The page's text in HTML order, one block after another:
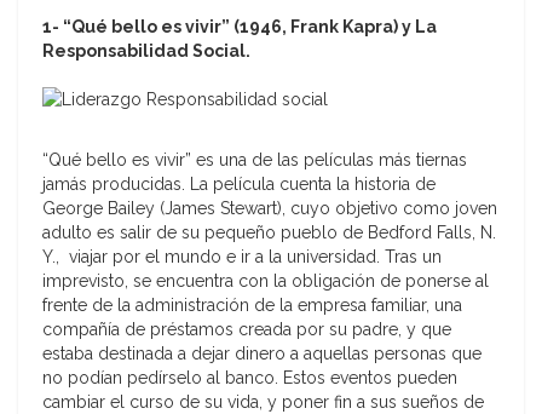
1- “Qué bello es vivir” (1946, Frank Kapra) y La
Responsabilidad Social.
“Qué bello es vivir” es una de las películas más tiernas
jamás producidas. La película cuenta la historia de
George Bailey (James Stewart), cuyo objetivo como joven
adulto es salir de su pequeño pueblo de Bedford Falls, N.
Y., viajar por el mundo e ir a la universidad. Tras un
imprevisto, se encuentra con la obligación de ponerse al
frente de la administración de la empresa familiar, una
compañía de préstamos creada por su padre, y que
estaba destinada a dejar dinero a aquellas personas que
no podían pedírselo al banco. Estos eventos pueden
cambiar el curso de su vida, y poner fin a sus sueños de